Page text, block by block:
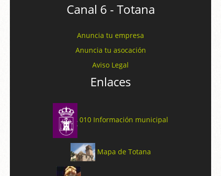
Canal 6 - Totana
Anuncia tu empresa
Anuncia tu asocación
Aviso Legal
Enlaces
010 Información municipal
Mapa de Totana